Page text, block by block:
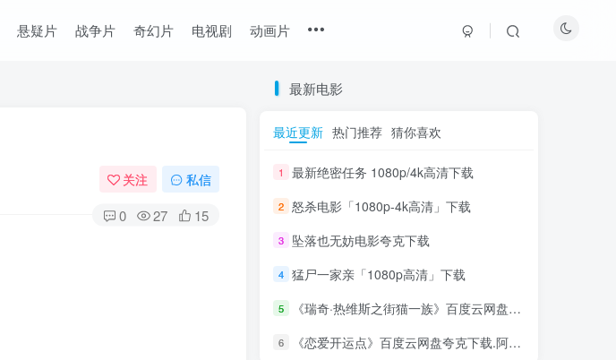
悬疑片 战争片 奇幻片 电视剧 动画片
关注 私信
0 27 15
最新电影
最近更新 热门推荐 猜你喜欢
1 最新绝密任务 1080p/4k高清下载
2 怒杀电影「1080p-4k高清」下载
3 坠落也无妨电影夸克下载
4 猛尸一家亲「1080p高清」下载
5 《瑞奇·热维斯之街猫一族》百度云网盘夸克下载
6 《恋爱开运点》百度云网盘夸克下载.阿里云盘